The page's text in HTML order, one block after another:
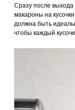
Сразу после
макароны на
должна быть
чтобы каждый